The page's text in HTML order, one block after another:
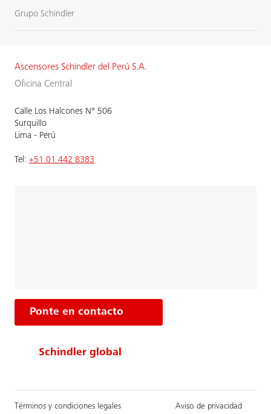
Grupo Schindler
Ascensores Schindler del Perú S.A.
Oficina Central
Calle Los Halcones N° 506
Surquillo
Lima - Perú
Tel: +51 01 442 8383
Ponte en contacto
Schindler global
Términos y condiciones legales Aviso de privacidad